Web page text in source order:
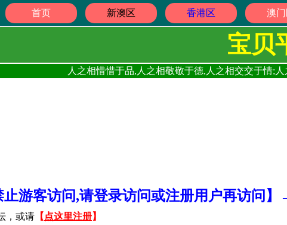
首页 新澳区 香港区 澳
宝贝
人之相惜惜于品,人之相敬敬于德,人之相交交于情;
止游客访问,请登录访问或注册用户再访问】
，或请 【 点这里注册】